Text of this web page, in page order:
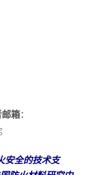
箱：
安全的技术支